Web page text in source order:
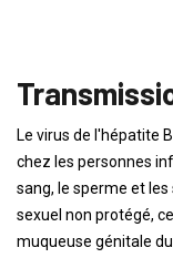
Le virus de l'hépatite
chez les personnes
sang, le sperme et
sexuel non protégé,
muqueuse génitale